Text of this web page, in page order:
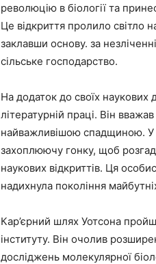
революцію в біології та
Це відкриття пролило світло
заклавши основу. за
сільське господарство.
На додаток до своїх наукових
літературній праці. Він
найважливішою спадщиною. У
захоплюючу гонку, щоб
наукових відкриттів. Ця
надихнула покоління
Кар’єрний шлях Уотсона
інституту. Він очолив
досліджень молекулярної